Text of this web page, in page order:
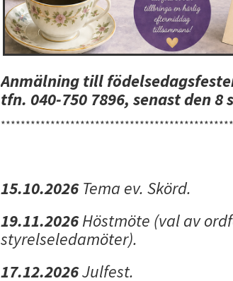
Anmälning till
tfn. 040-750 7896, senast den 8
15.10.2026Tema ev. Skörd.
19.11.2026Höstmöte (val av
styrelseledamöter).
17.12.2026Julfest.